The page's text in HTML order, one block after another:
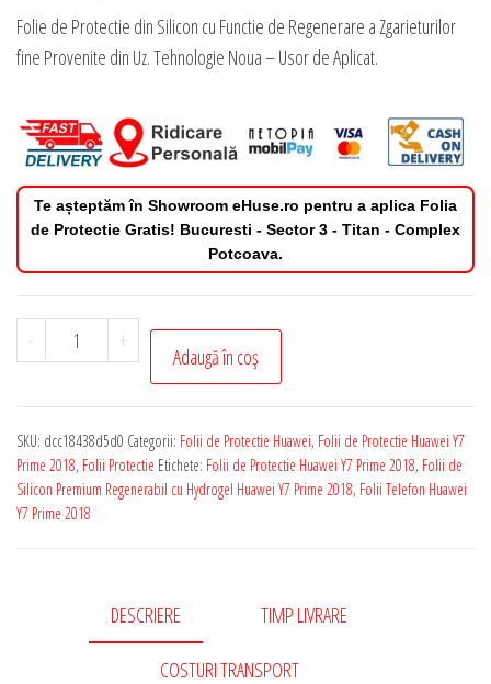
Folie de Protectie din Silicon cu Functie de Regenerare a Zgarieturilor
fine Provenite din Uz. Tehnologie Noua – Usor de Aplicat.
Te așteptăm în Showroom eHuse.ro pentru a aplica Folia
de Protectie Gratis! Bucuresti - Sector 3 - Titan - Complex
Potcoava.
-
Cantitate
Folie
Huawei
Y7
Prime
Premium
Regenerabil
+
Adaugă în coș
SKU: dcc18438d5d0 Categorii: Folii de Protectie Huawei, Folii de Protectie Huawei Y7
Prime 2018, Folii Protectie Etichete: Folii de Protectie Huawei Y7 Prime 2018, Folii de
Silicon Premium Regenerabil cu Hydrogel Huawei Y7 Prime 2018, Folii Telefon Huawei
Y7 Prime 2018
DESCRIERE TIMP LIVRARE
COSTURI TRANSPORT